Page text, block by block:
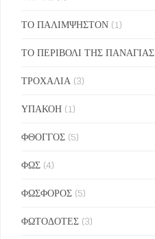
ΤΟ ΠΑΛΙΜΨΗΣΤΟΝ (1)
ΤΟ ΠΕΡΙΒΟΛΙ ΤΗΣ ΠΑΝΑΓΙΑΣ
ΤΡΟΧΑΛΙΑ (3)
ΥΠΑΚΟΗ (1)
ΦΘΟΓΓΟΣ (5)
ΦΩΣ (4)
ΦΩΣΦΟΡΟΣ (5)
ΦΩΤΟΔΟΤΕΣ (3)